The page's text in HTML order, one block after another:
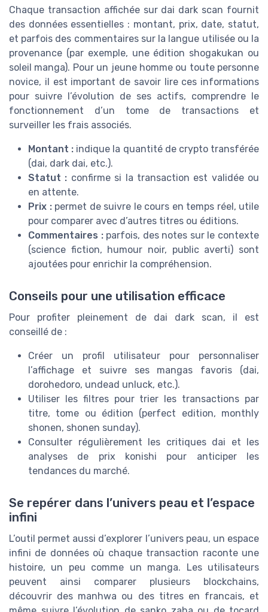
Chaque transaction affichée sur dai dark scan fournit
des données essentielles : montant, prix, date, statut,
et parfois des commentaires sur la langue utilisée ou la
provenance (par exemple, une édition shogakukan ou
soleil manga). Pour un jeune homme ou toute personne
novice, il est important de savoir lire ces informations
pour suivre l’évolution de ses actifs, comprendre le
fonctionnement d’un tome de transactions et
surveiller les frais associés.
Montant : indique la quantité de crypto transférée
(dai, dark dai, etc.).
Statut : confirme si la transaction est validée ou
en attente.
Prix :permet de suivre le cours en temps réel, utile
pour comparer avec d’autres titres ou éditions.
Commentaires :parfois, des notes sur le contexte
(science fiction, humour noir, public averti) sont
ajoutées pour enrichir la compréhension.
Conseils pour une utilisation efficace
Pour profiter pleinement de dai dark scan, il est
conseillé de :
Créer un profil utilisateur pour personnaliser
l’affichage et suivre ses mangas favoris (dai,
dorohedoro, undead unluck, etc.).
Utiliser les filtres pour trier les transactions par
titre, tome ou édition (perfect edition, monthly
shonen, shonen sunday).
Consulter régulièrement les critiques dai et les
analyses de prix konishi pour anticiper les
tendances du marché.
Se repérer dans l’univers peau et l’espace
infini
L’outil permet aussi d’explorer l’univers peau, un espace
infini de données où chaque transaction raconte une
histoire, un peu comme un manga. Les utilisateurs
peuvent ainsi comparer plusieurs blockchains,
découvrir des manhwa ou des titres en francais, et